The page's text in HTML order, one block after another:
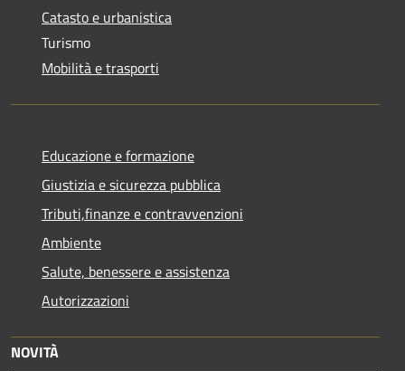
Catasto e urbanistica
Turismo
Mobilità e trasporti
Educazione e formazione
Giustizia e sicurezza pubblica
Tributi,finanze e contravvenzioni
Ambiente
Salute, benessere e assistenza
Autorizzazioni
NOVITÀ